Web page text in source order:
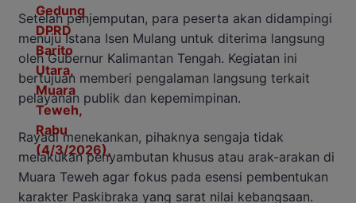
Setelah penjemputan, para peserta akan didampingi
menuju Istana Isen Mulang untuk diterima langsung
oleh Gubernur Kalimantan Tengah. Kegiatan ini
bertujuan memberi pengalaman langsung terkait
pelayanan publik dan kepemimpinan.
Rayadi menekankan, pihaknya sengaja tidak
melakukan penyambutan khusus atau arak-arakan di
Muara Teweh agar fokus pada esensi pembentukan
karakter Paskibraka yang sarat nilai kebangsaan.